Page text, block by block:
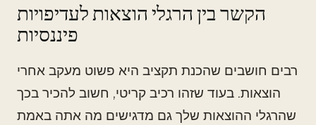
הקשר בין הרגלי הוצאות לעדיפויות
פיננסיות
רבים חושבים שהכנת תקציב היא פשוט מעקב אחרי
הוצאות. בעוד שזהו רכיב קריטי, חשוב להכיר בכך
שהרגלי ההוצאות שלך גם מדגישים מה אתה באמת